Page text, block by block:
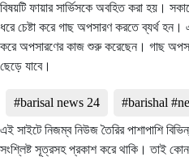
বিষয়টি ফায়ার সার্ভিসকে অবহিত করা হয়।
ধরে চেষ্টা করে গাছ অপসারণ করতে ব্যর্থ হন।
করে অপসারণের কাজ শুরু করেছেন। গাছ
ছেড়ে যাবে।
#barisal news 24
#barishal
এই সাইটে নিজম্ব নিউজ তৈরির পাশাপাশি
সংশ্লিষ্ট সূত্রসহ প্রকাশ করে থাকি। তাই